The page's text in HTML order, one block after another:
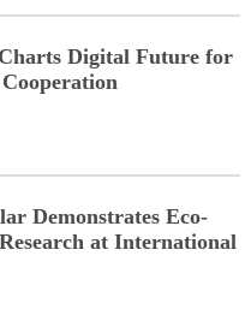
Digital Future for
Demonstrates Eco-
at International